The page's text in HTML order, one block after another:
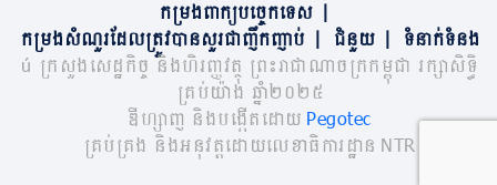
កម្រងពាក្យបច្ចេកទេស
|
កម្រងសំណួរដែលត្រូវបានសួរជាញឹកញាប់
| ជំនួយ |
ទំនាក់ទំនង
© ក្រសួងសេដ្ឋកិច្ច និងហិរញ្ញវត្ថុ ព្រះរាជាណាចក្រកម្ពុជា រក្សាសិទ្ធិ
គ្រប់យ៉ាង ឆ្នាំ២០២៥
ឌីហ្សាញ និងបង្កើតដោយ Pegotec
គ្រប់គ្រង និងអនុវត្តដោយលេខាធិការដ្ឋាន NTR